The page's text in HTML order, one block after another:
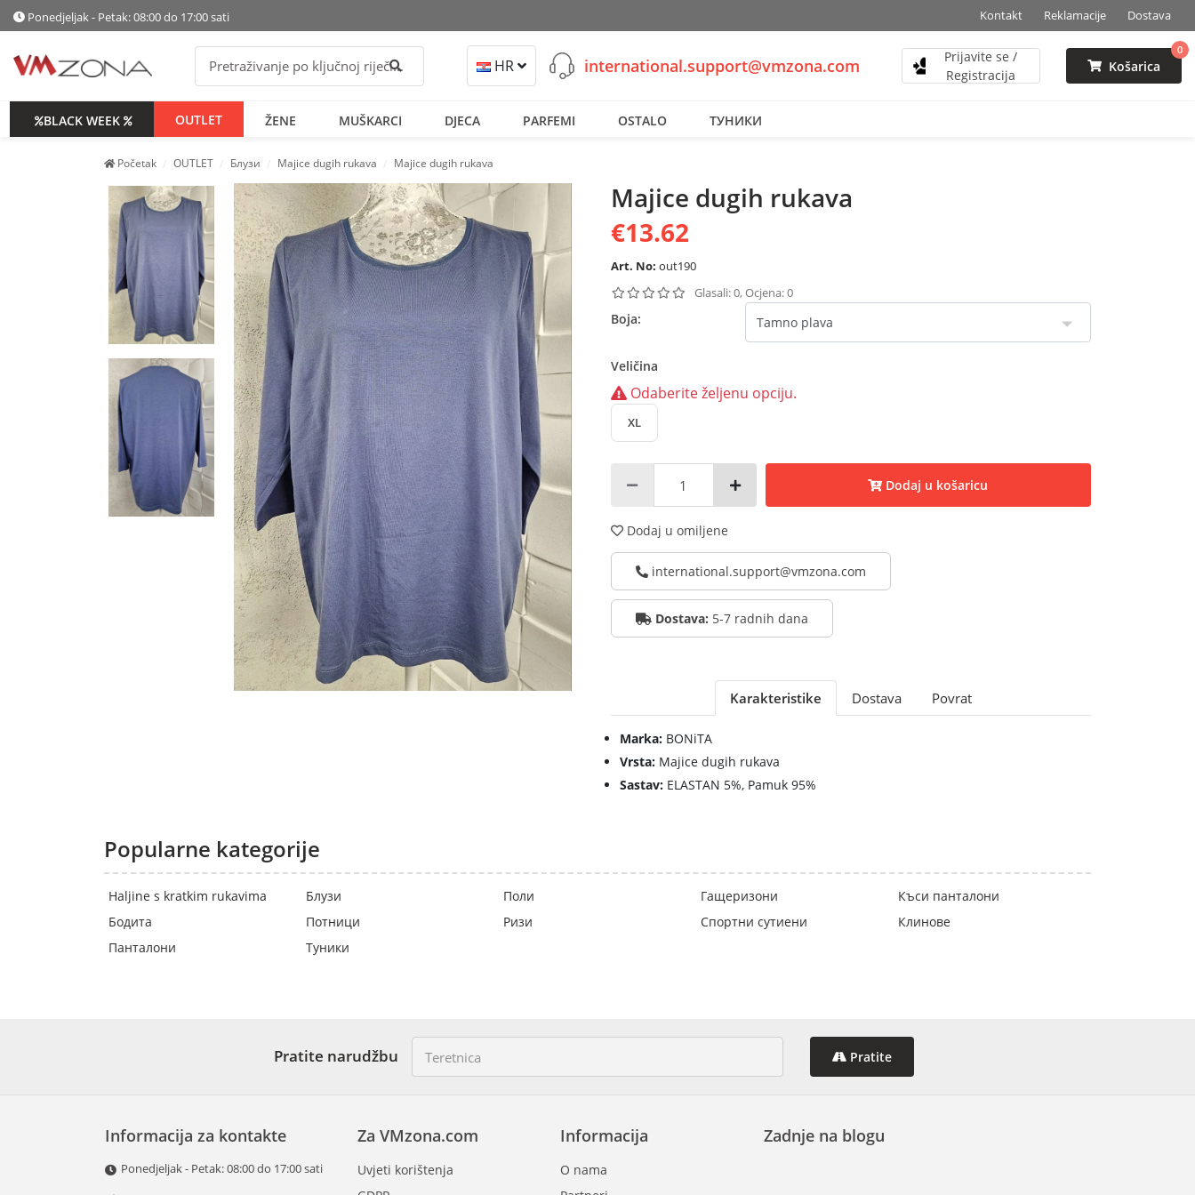
Ponedjeljak - Petak: 08:00 do 17:00 sati Kontakt Reklamacije Dostava
Pretraži HR international.support@vmzona.com
Prijavite se /
Registracija
Košarica
0
BLACK WEEK OUTLET ŽENE MUŠKARCI DJECA PARFEMI OSTALO ТУНИКИ
Početak OUTLET Блузи Majice dugih rukava Majice dugih rukava
Majice dugih rukava
€13.62
Art. No: out190
Glasali: 0, Ocjena: 0
Boja:
Veličina
Odaberite željenu opciju.
XL
Dodaj u košaricu
Dodaj u omiljene
international.support@vmzona.com
Dostava: 5-7 radnih dana
Karakteristike Dostava Povrat
Marka: BONiTA
Vrsta: Majice dugih rukava
Sastav: ELASTAN 5%, Pamuk 95%
Popularne kategorije
Haljine s kratkim rukavima Блузи Поли Гащеризони
Къси панталони
Бодита
Потници Ризи Спортни сутиени
Клинове
Панталони
Туники
Pratite narudžbu Pratite
Informacija za kontakte
Ponedjeljak - Petak: 08:00 do 17:00 sati
Informacija
O nama
Za VMzona.com
Uvjeti korištenja
Zadnje na blogu